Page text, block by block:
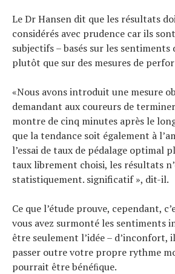
Le Dr Hansen dit que les résultats
considérés avec prudence car ils
subjectifs – basés sur les sentiments
plutôt que sur des mesures de
«Nous avons introduit une mesure
demandant aux coureurs de
montre de cinq minutes après le
que la tendance soit également à
l’essai de taux de pédalage optimal
taux librement choisi, les résultats
statistiquement. significatif », dit-il.
Ce que l’étude prouve, cependant,
vous avez surmonté les sentiments
être seulement l’idée – d’inconfort,
passer outre votre propre rythme
pourrait être bénéﬁque.